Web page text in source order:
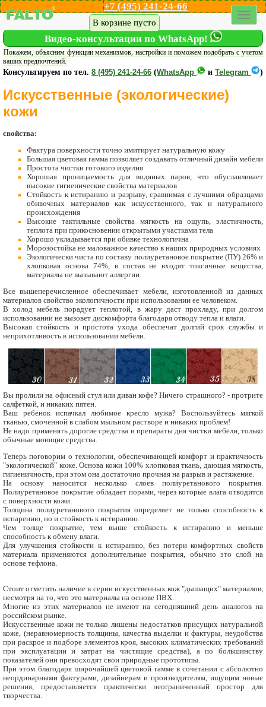
+7 (495) 241-24-66
Каталог кресел Акции
Дилеры
Шоу-рум
ДоставкаВ корзине пусто
Видео-консультации по WhatsApp!
Покажем, объясним функции механизмов, настройки и поможем подобрать с учетом
ваших предпочтений.
Консультируем по тел. 8 (495) 241-24-66 (WhatsApp и Telegram )
Искусственные (экологические)
кожи
свойства:
Фактура поверхности точно имитирует натуральную кожу
Большая цветовая гамма позволяет создавать отличный дизайн мебели
Простота чистки готового изделия
Хорошая проницаемость для водяных паров, что обуславливает
высокие гигиенические свойства материалов
Стойкость к истиранию и разрыву, сравнимая с лучшими образцами
обивочных материалов как искусственного, так и натурального
происхождения
Высокие тактильные свойства мягкость на ощупь, эластичность,
теплота при прикосновении открытыми участками тела
Хорошо укладывается при обивке технологична
Морозостойка не маловажное качество в наших природных условиях
Экологически чиста по составу полиуретановое покрытие (ПУ) 26% и
хлопковая основа 74%, в состав не входят токсичные вещества,
материалы не вызывают аллергии.
Все вышеперечисленное обеспечивает мебели, изготовленной из данных
материалов свойство экологичности при использовании ее человеком.
В холод мебель порадует теплотой, в жару даст прохладу, при долгом
использовании не вызовет дискомфорта благодаря отводу тепла и влаги.
Высокая стойкость и простота ухода обеспечат долгий срок службы и
неприхотливость в использовании мебели.
Вы пролили на офисный стул или диван кофе? Ничего страшного? - протрите
салфеткой, и никаких пятен.
Ваш ребенок испачкал любимое кресло мужа? Воспользуйтесь мягкой
тканью, смоченной в слабом мыльном растворе и никаких проблем!
Не надо применять дорогие средства и препараты дня чистки мебели, только
обычные моющие средства.
Теперь поговорим о технологии, обеспечивающей комфорт и практичность
"экологической" коже. Основа кожи 100% хлопковая ткань, дающая мягкость,
гигиеничность, при этом она достаточно прочная на разрыв и растяжение.
На основу наносится несколько слоев полиуретанового покрытия.
Полиуретановое покрытие обладает порами, через которые влага отводится
с поверхности кожи.
Толщина полиуретанового покрытия определяет не только способность к
испарению, но и стойкость к истиранию.
Чем толще покрытие, тем выше стойкость к истиранию и меньше
способность к обмену влаги.
Для улучшения стойкости к истиранию, без потери комфортных свойств
материала применяются дополнительные покрытия, обычно это слой на
основе тефлона.
Стоит отметить наличие в серии искусственных кож "дышащих" материалов,
несмотря на то, что это материалы на основе ПВХ.
Многие из этих материалов не имеют на сегодняшний день аналогов на
российском рынке.
Искусственные кожи не только лишены недостатков присущих натуральной
коже, (неравномерность толщины, качества выделки и фактуры, неудобства
при раскрое и подборе элементов кроя, высоких климатических требований
при эксплуатации и затрат на чистящие средства), а по большинству
показателей они превосходят свои природные прототипы.
При этом благодаря широчайшей цветовой гамме в сочетании с абсолютно
неординарными фактурами, дизайнерам и производителям, ищущим новые
решения, предоставляется практически неограниченный простор для
творчества.